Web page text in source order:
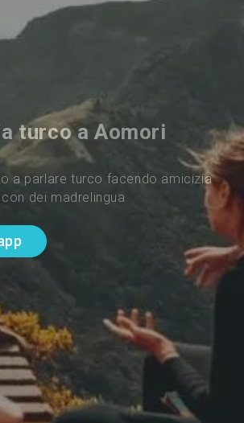
turco a Aomori
a parlare turco facendo amicizia
con dei madrelingua